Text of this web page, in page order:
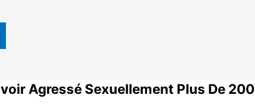
Agressé Sexuellement Plus De 200